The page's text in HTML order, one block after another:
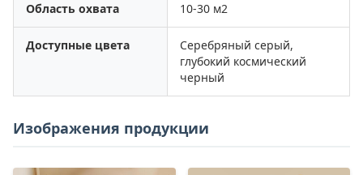
Область охвата 10-30 м2
Доступные цвета
Серебряный серый,
глубокий космический
черный
Изображения продукции